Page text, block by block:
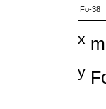
Fo-38
x
y